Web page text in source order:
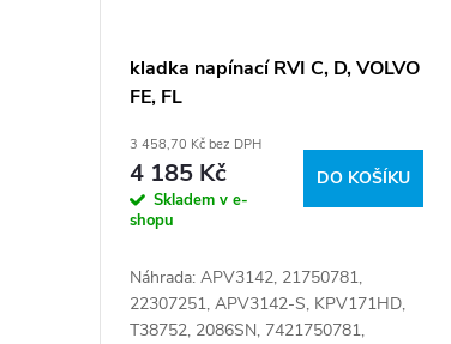
kladka napínací RVI C, D, VOLVO
FE, FL
3 458,70 Kč bez DPH
4 185 Kč
Skladem v e-
shopu
DO KOŠÍKU
Náhrada: APV3142, 21750781,
22307251, APV3142-S, KPV171HD,
T38752, 2086SN, 7421750781,